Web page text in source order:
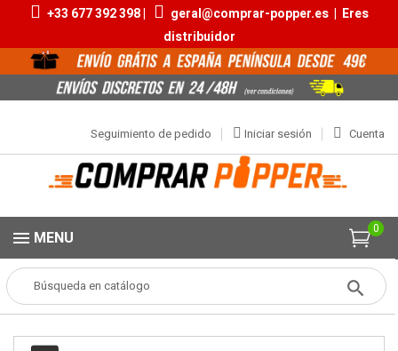
+33 677 392 398 | geral@comprar-popper.es| Eres
distribuidor
Cuenta
Iniciar sesión
Seguimiento de pedido
0
MENU
Popper Aromas Pequeños